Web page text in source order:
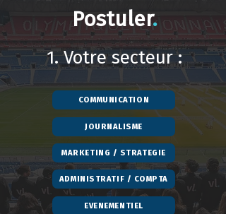
Postuler.
1. Votre secteur :
COMMUNICATION
JOURNALISME
MARKETING / STRATEGIE
ADMINISTRATIF / COMPTA
EVENEMENTIEL